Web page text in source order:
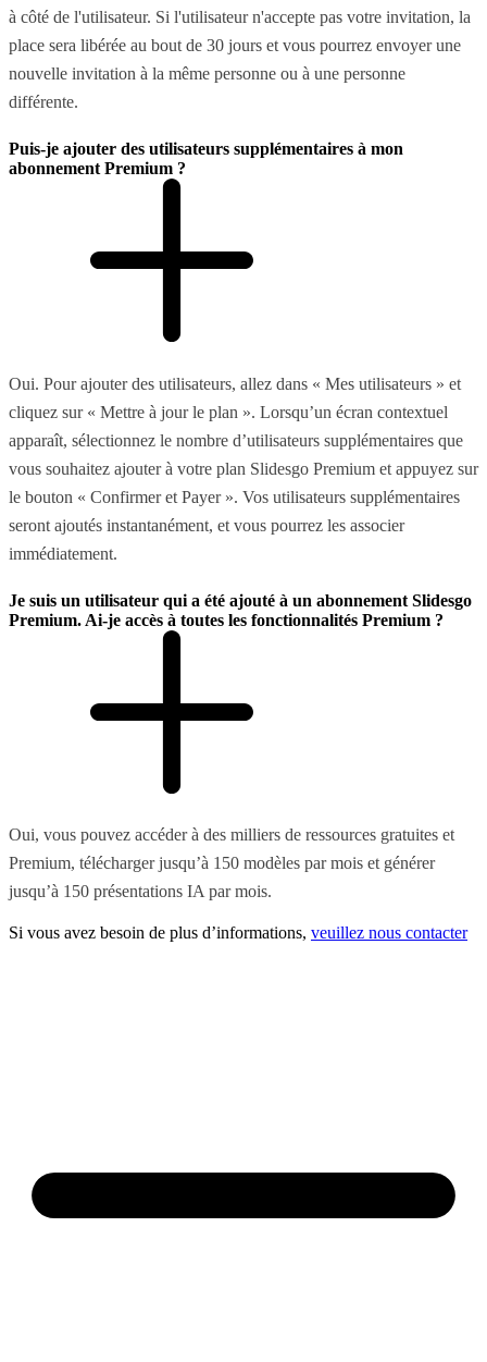
à côté de l'utilisateur. Si l'utilisateur n'accepte pas votre invitation, la
place sera libérée au bout de 30 jours et vous pourrez envoyer une
nouvelle invitation à la même personne ou à une personne
différente.
Puis-je ajouter des utilisateurs supplémentaires à mon
abonnement Premium ?
Oui. Pour ajouter des utilisateurs, allez dans « Mes utilisateurs » et
cliquez sur « Mettre à jour le plan ». Lorsqu’un écran contextuel
apparaît, sélectionnez le nombre d’utilisateurs supplémentaires que
vous souhaitez ajouter à votre plan Slidesgo Premium et appuyez sur
le bouton « Confirmer et Payer ». Vos utilisateurs supplémentaires
seront ajoutés instantanément, et vous pourrez les associer
immédiatement.
Je suis un utilisateur qui a été ajouté à un abonnement Slidesgo
Premium. Ai-je accès à toutes les fonctionnalités Premium ?
Oui, vous pouvez accéder à des milliers de ressources gratuites et
Premium, télécharger jusqu’à 150 modèles par mois et générer
jusqu’à 150 présentations IA par mois.
Si vous avez besoin de plus d’informations, veuillez nous contacter